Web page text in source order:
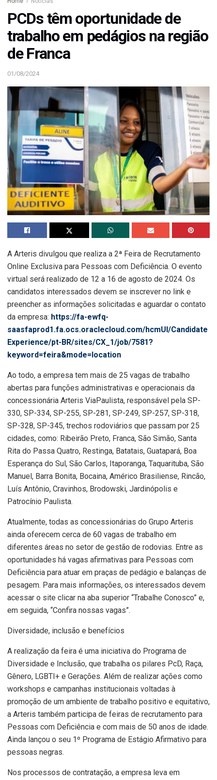
PCDs têm oportunidade de
trabalho em pedágios na região
de Franca
01/08/2024
A Arteris divulgou que realiza a 2ª Feira de Recrutamento
Online Exclusiva para Pessoas com Deficiência. O evento
virtual será realizado de 12 a 16 de agosto de 2024. Os
candidatos interessados devem se inscrever no link e
preencher as informações solicitadas e aguardar o contato
da empresa: https://fa-ewfq-
saasfaprod1.fa.ocs.oraclecloud.com/hcmUI/Candidate
Experience/pt-BR/sites/CX_1/job/7581?
keyword=feira&mode=location
Ao todo, a empresa tem mais de 25 vagas de trabalho
abertas para funções administrativas e operacionais da
concessionária Arteris ViaPaulista, responsável pela SP-
330, SP-334, SP-255, SP-281, SP-249, SP-257, SP-318,
SP-328, SP-345, trechos rodoviários que passam por 25
cidades, como: Ribeirão Preto, Franca, São Simão, Santa
Rita do Passa Quatro, Restinga, Batatais, Guatapará, Boa
Esperança do Sul, São Carlos, Itaporanga, Taquarituba, São
Manuel, Barra Bonita, Bocaina, Américo Brasiliense, Rincão,
Luís Antônio, Cravinhos, Brodowski, Jardinópolis e
Patrocínio Paulista.
Atualmente, todas as concessionárias do Grupo Arteris
ainda oferecem cerca de 60 vagas de trabalho em
diferentes áreas no setor de gestão de rodovias. Entre as
oportunidades há vagas afirmativas para Pessoas com
Deficiência para atuar em praças de pedágio e balanças de
pesagem. Para mais informações, os interessados devem
acessar o site clicar na aba superior “Trabalhe Conosco” e,
em seguida, “Confira nossas vagas”.
Diversidade, inclusão e benefícios
A realização da feira é uma iniciativa do Programa de
Diversidade e Inclusão, que trabalha os pilares PcD, Raça,
Gênero, LGBTI+ e Gerações. Além de realizar ações como
workshops e campanhas institucionais voltadas à
promoção de um ambiente de trabalho positivo e equitativo,
a Arteris também participa de feiras de recrutamento para
Pessoas com Deficiência e com mais de 50 anos de idade.
Ainda lançou o seu 1º Programa de Estágio Afirmativo para
pessoas negras.
Nos processos de contratação, a empresa leva em